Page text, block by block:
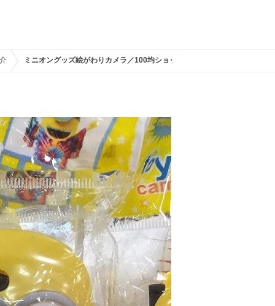
ミニオングッズ絵がわりカメラ／100均ショップ「ダイソー」